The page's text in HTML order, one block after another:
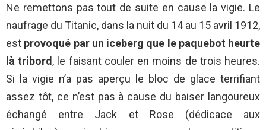
Ne remettons pas tout de suite en cause la vigie. Le
naufrage du Titanic, dans la nuit du 14 au 15 avril 1912,
est provoqué par un iceberg que le paquebot heurte
là tribord, le faisant couler en moins de trois heures.
Si la vigie n’a pas aperçu le bloc de glace terrifiant
assez tôt, ce n’est pas à cause du baiser langoureux
échangé entre Jack et Rose (dédicace aux